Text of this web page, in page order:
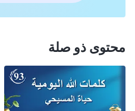
محتوى ذو صلة